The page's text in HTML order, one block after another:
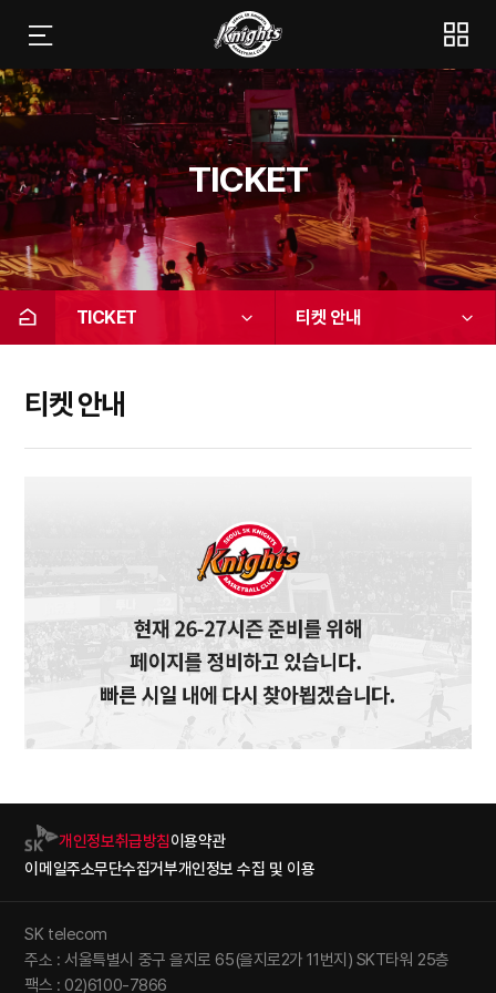
TICKET
TICKET 티켓 안내
티켓 안내
개인정보취급방침이용약관
이메일주소무단수집거부개인정보 수집 및 이용
SK telecom
주소 : 서울특별시 중구 을지로 65(을지로2가 11번지) SKT타워 25층
팩스 : 02)6100-7866